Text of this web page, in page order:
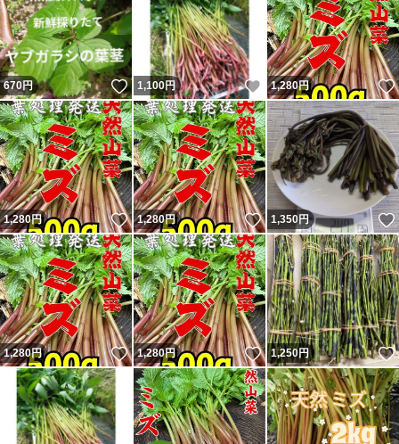
670円 いいね！
1,100円 いいね！
1,280円
1,280円 いいね！
1,280円 いいね！
1,350円
1,280円 いいね！
1,280円 いいね！
1,250円